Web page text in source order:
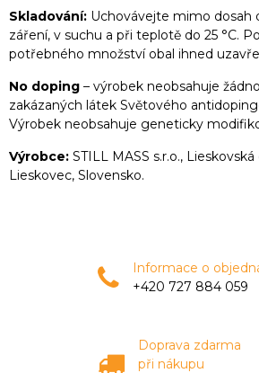
Skladování: Uchovávejte mimo dosah
záření, v suchu a při teplotě do 25 °C.
potřebného množství obal ihned
No doping – výrobek neobsahuje
zakázaných látek Světového
Výrobek neobsahuje geneticky
Výrobce: STILL MASS s.r.o.,
Lieskovec, Slovensko.
Informace o
+420 727 884 059
Doprava zdarma
při nákupu